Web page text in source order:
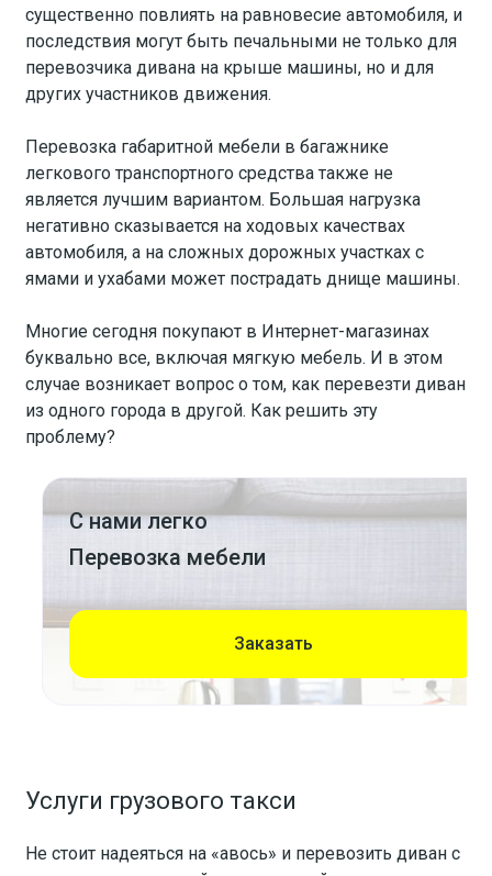
существенно повлиять на равновесие автомобиля, и
последствия могут быть печальными не только для
перевозчика дивана на крыше машины, но и для
других участников движения.
Перевозка габаритной мебели в багажнике
легкового транспортного средства также не
является лучшим вариантом. Большая нагрузка
негативно сказывается на ходовых качествах
автомобиля, а на сложных дорожных участках с
ямами и ухабами может пострадать днище машины.
Многие сегодня покупают в Интернет-магазинах
буквально все, включая мягкую мебель. И в этом
случае возникает вопрос о том, как перевезти диван
из одного города в другой. Как решить эту
проблему?
С нами легко
Перевозка мебели
Заказать
Услуги грузового такси
Не стоит надеяться на «авось» и перевозить диван с